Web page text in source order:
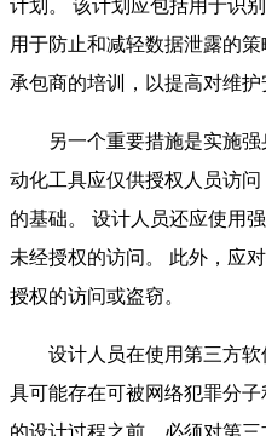
计划。 该计划应包括用于识
用于防止和减轻数据泄露的
承包商的培训，以提高对维护
另一个重要措施是实施
动化工具应仅供授权人员访
的基础。 设计人员还应使用
未经授权的访问。 此外，应
授权的访问或盗窃。
设计人员在使用第三方
具可能存在可被网络犯罪分